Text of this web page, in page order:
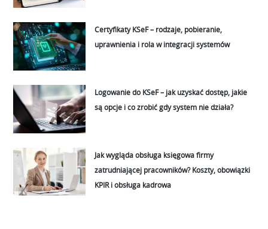
Certyfikaty KSeF – rodzaje, pobieranie,
uprawnienia i rola w integracji systemów
Logowanie do KSeF – jak uzyskać dostęp, jakie
są opcje i co zrobić gdy system nie działa?
Jak wygląda obsługa księgowa firmy
zatrudniającej pracowników? Koszty, obowiązki
KPIR i obsługa kadrowa